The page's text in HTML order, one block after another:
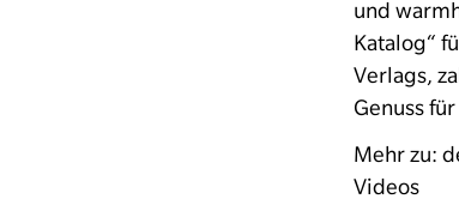
und
Katalog“
Verlags,
Genuss
Mehr zu:
Videos